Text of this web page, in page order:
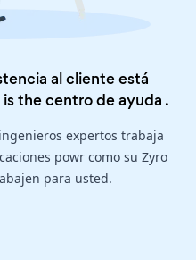
al cliente está
thecentro de ayuda .
expertos trabaja
powr como su Zyro
para usted.